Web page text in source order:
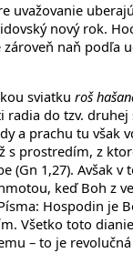
uvažovanie
nový rok.
naň podľa
sviatku roš
radia do tzv.
a prachu tu
prostredím, z
(Gn 1,27). Avšak
keď Boh
Hospodin je
Všetko toto
– to je